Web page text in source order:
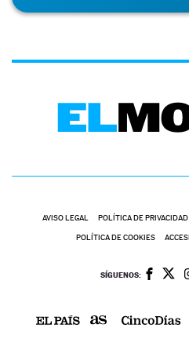
AVISO LEGAL POLÍTICA DE PRIVACIDAD
POLÍTICA DE COOKIES
SÍGUENOS: